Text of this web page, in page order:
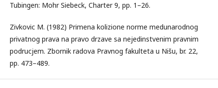
Tubingen: Mohr Siebeck, Charter 9, pp. 1–26.
Zivkovic M. (1982) Primena kolizione norme medunarodnog
privatnog prava na pravo drzave sa nejedinstvenim pravnim
podrucjem. Zbornik radova Pravnog fakulteta u Nišu, br. 22,
pp. 473–489.